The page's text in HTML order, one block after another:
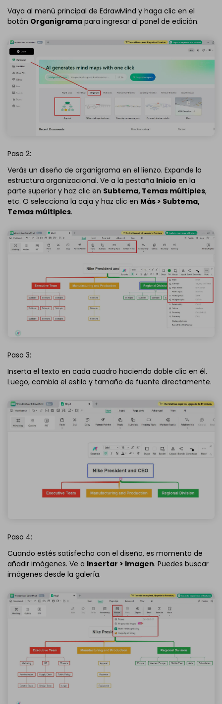
Vaya al menú principal de EdrawMind y haga clic en el
botón Organigrama para ingresar al panel de edición.
Paso 2:
Verás un diseño de organigrama en el lienzo. Expande la
estructura organizacional. Ve a la pestaña Inicio en la
parte superior y haz clic en Subtema, Temas múltiples,
etc. O selecciona la caja y haz clic en Más > Subtema,
Temas múltiples.
Paso 3:
Inserta el texto en cada cuadro haciendo doble clic en él.
Luego, cambia el estilo y tamaño de fuente directamente.
Paso 4:
Cuando estés satisfecho con el diseño, es momento de
añadir imágenes. Ve a Insertar > Imagen. Puedes buscar
imágenes desde la galería.